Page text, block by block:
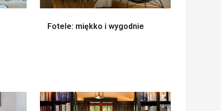
Fotele: miękko i wygodnie